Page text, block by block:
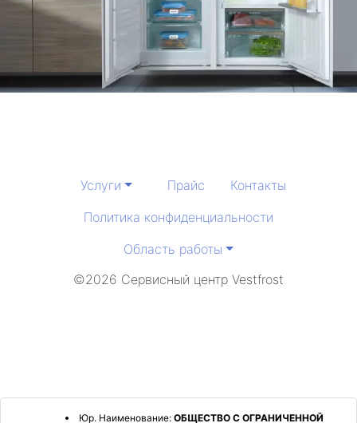
Услуги Прайс
Контакты
Политика конфиденциальности
Область работы
©2026 Сервисный центр Vestfrost
Юр. Наименование: ОБЩЕСТВО С ОГРАНИЧЕННОЙ